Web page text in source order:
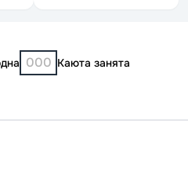
000 Каюта занята